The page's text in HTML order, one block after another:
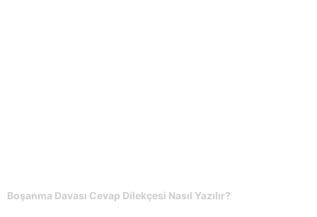
Boşanma Davası Cevap Dilekçesi Nasıl Yazılır?